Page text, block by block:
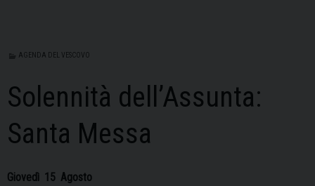
AGENDA DEL VESCOVO
Solennità dell’Assunta:
Santa Messa
Giovedì 15 Agosto